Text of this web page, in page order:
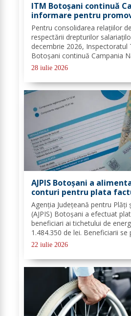
ITM Botoșani continuă
informare pentru
colective la nivelul
sectorul public și privat
Pentru consolidarea relațiilor
respectării drepturilor
decembrie 2026, Inspectoratul
Botoșani continuă Campania
pentru promovarea
28 iulie 2026
AJPIS Botoșani a
conturi pentru plata
Agenția Județeană pentru Plăți
(AJPIS) Botoșani a efectuat
beneficiari ai tichetului de
1.484.350 de lei. Beneficiarii
poștale cu factura pentru a
22 iulie 2026